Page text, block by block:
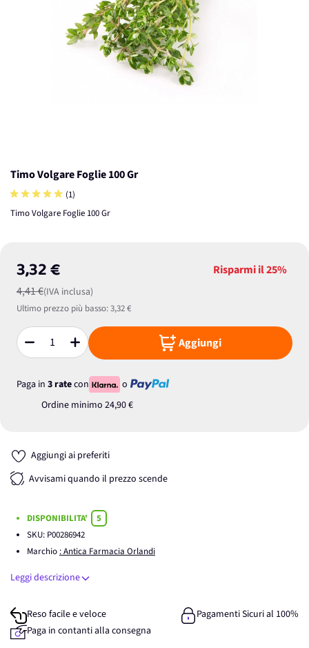
Timo Volgare Foglie 100 Gr
(1)
Timo Volgare Foglie 100 Gr
3,32 €
4,41 €(IVA inclusa)
Risparmi il25%
Ultimo prezzo più basso:3,32 €
Quantità Aggiungi
Paga in 3 ratecon
o
Ordine minimo 24,90 €
Aggiungi ai preferiti
Avvisami quando il prezzo scende
DISPONIBILITA'
5
SKU: P00286942
Marchio : Antica Farmacia Orlandi
Leggi descrizione
Reso facile e veloce
Pagamenti Sicuri al 100%
Paga in contanti alla consegna